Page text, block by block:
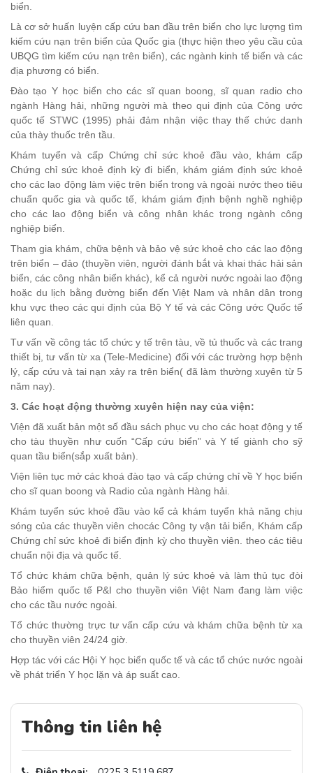
biển.
Là cơ sở huấn luyện cấp cứu ban đầu trên biển cho lực lượng tìm
kiếm cứu nạn trên biển của Quốc gia (thực hiện theo yêu cầu của
UBQG tìm kiếm cứu nạn trên biển), các ngành kinh tế biển và các
địa phương có biển.
Đào tạo Y học biển cho các sĩ quan boong, sĩ quan radio cho
ngành Hàng hải, những người mà theo qui định của Công ước
quốc tế STWC (1995) phải đảm nhận việc thay thế chức danh
của thày thuốc trên tầu.
Khám tuyển và cấp Chứng chỉ sức khoẻ đầu vào, khám cấp
Chứng chỉ sức khoẻ định kỳ đi biển, khám giám định sức khoẻ
cho các lao động làm việc trên biển trong và ngoài nước theo tiêu
chuẩn quốc gia và quốc tế, khám giám định bệnh nghề nghiệp
cho các lao động biển và công nhân khác trong ngành công
nghiệp biển.
Tham gia khám, chữa bệnh và bảo vệ sức khoẻ cho các lao động
trên biển – đảo (thuyền viên, người đánh bắt và khai thác hải sản
biển, các công nhân biển khác), kể cả người nước ngoài lao động
hoặc du lịch bằng đường biển đến Việt Nam và nhân dân trong
khu vực theo các qui định của Bộ Y tế và các Công ước Quốc tế
liên quan.
Tư vấn về công tác tổ chức y tế trên tàu, về tủ thuốc và các trang
thiết bị, tư vấn từ xa (Tele-Medicine) đối với các trường hợp bệnh
lý, cấp cứu và tai nạn xảy ra trên biển( đã làm thường xuyên từ 5
năm nay).
3. Các hoạt động thường xuyên hiện nay của viện:
Viện đã xuất bản một số đầu sách phục vụ cho các hoạt động y tế
cho tàu thuyền như cuốn “Cấp cứu biển” và Y tế giành cho sỹ
quan tầu biển(sắp xuất bản).
Viện liên tục mở các khoá đào tạo và cấp chứng chỉ về Y học biển
cho sĩ quan boong và Radio của ngành Hàng hải.
Khám tuyển sức khoẻ đầu vào kể cả khám tuyển khả năng chịu
sóng của các thuyền viên chocác Công ty vận tải biển, Khám cấp
Chứng chỉ sức khoẻ đi biển định kỳ cho thuyền viên. theo các tiêu
chuẩn nội địa và quốc tế.
Tổ chức khám chữa bệnh, quản lý sức khoẻ và làm thủ tục đòi
Bảo hiểm quốc tế P&I cho thuyền viên Việt Nam đang làm việc
cho các tầu nước ngoài.
Tổ chức thường trực tư vấn cấp cứu và khám chữa bệnh từ xa
cho thuyền viên 24/24 giờ.
Hợp tác với các Hội Y học biển quốc tế và các tổ chức nước ngoài
về phát triển Y học lặn và áp suất cao.
Thông tin liên hệ